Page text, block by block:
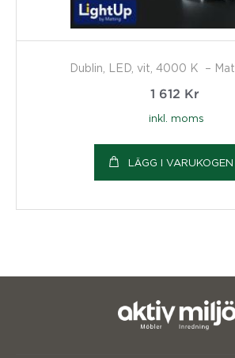
Dublin, LED, vit, 4000 K –
1 612 Kr
inkl. moms
LÄGG I VARUKOGEN